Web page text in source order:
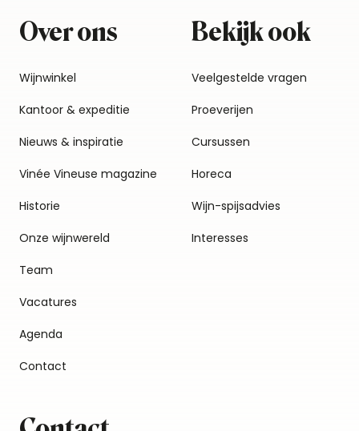
Over ons
Wijnwinkel
Kantoor & expeditie
Nieuws & inspiratie
Vinée Vineuse magazine
Historie
Onze wijnwereld
Team
Vacatures
Agenda
Contact
Bekijk ook
Veelgestelde vragen
Proeverijen
Cursussen
Horeca
Wijn-spijsadvies
Interesses